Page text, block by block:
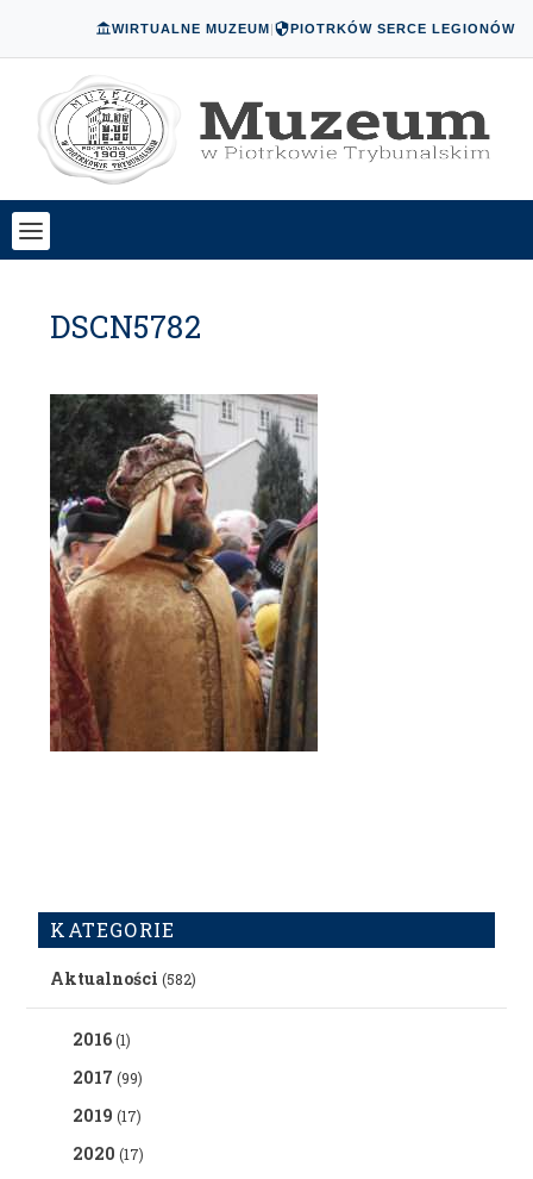
WIRTUALNE MUZEUM| PIOTRKÓW SERCE LEGIONÓW
DSCN5782
KATEGORIE
Aktualności (582)
2016(1)
2017 (99)
2019 (17)
2020 (17)